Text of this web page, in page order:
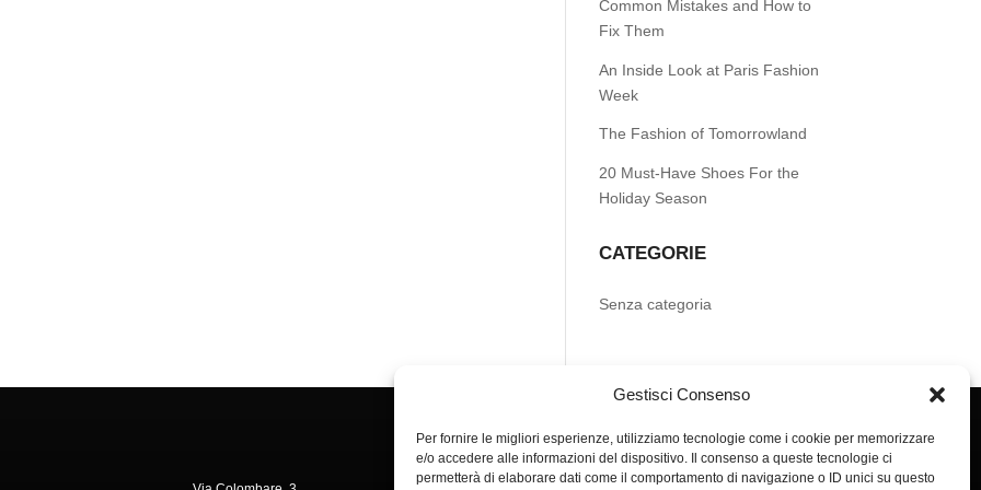
Gestisci Consenso
Per fornire le migliori esperienze, utilizziamo tecnologie come i cookie per memorizzare
e/o accedere alle informazioni del dispositivo. Il consenso a queste tecnologie ci
permetterà di elaborare dati come il comportamento di navigazione o ID unici su questo
Common Mistakes and How to
Fix Them
An Inside Look at Paris Fashion
Week
The Fashion of Tomorrowland
20 Must-Have Shoes For the
Holiday Season
CATEGORIE
Senza categoria